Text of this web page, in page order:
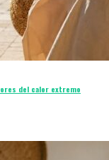
del calor extremo